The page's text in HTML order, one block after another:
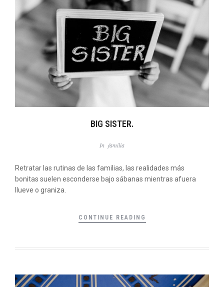
BIG SISTER.
In familia
Retratar las rutinas de las familias, las realidades más
bonitas suelen esconderse bajo sábanas mientras afuera
llueve o graniza.
CONTINUE READING